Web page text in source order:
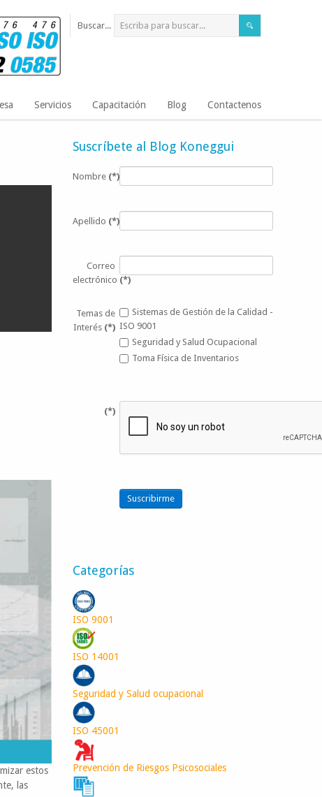
Buscar...
Servicios Capacitación Blog Contactenos
estos
las
Suscríbete al Blog Koneggui
Nombre (*)
Apellido (*)
Correo
electrónico (*)
Temas de
Interés (*)
Sistemas de Gestión de la Calidad -
ISO 9001
Seguridad y Salud Ocupacional
Toma Física de Inventarios
(*)
Suscribirme
Categorías
ISO 9001
ISO 14001
Seguridad y Salud ocupacional
ISO 45001
Prevención de Riesgos Psicosociales